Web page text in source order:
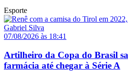
Esporte
07/08/2026 às 18:41
Artilheiro da Copa do Brasil
farmácia até chegar à Série A